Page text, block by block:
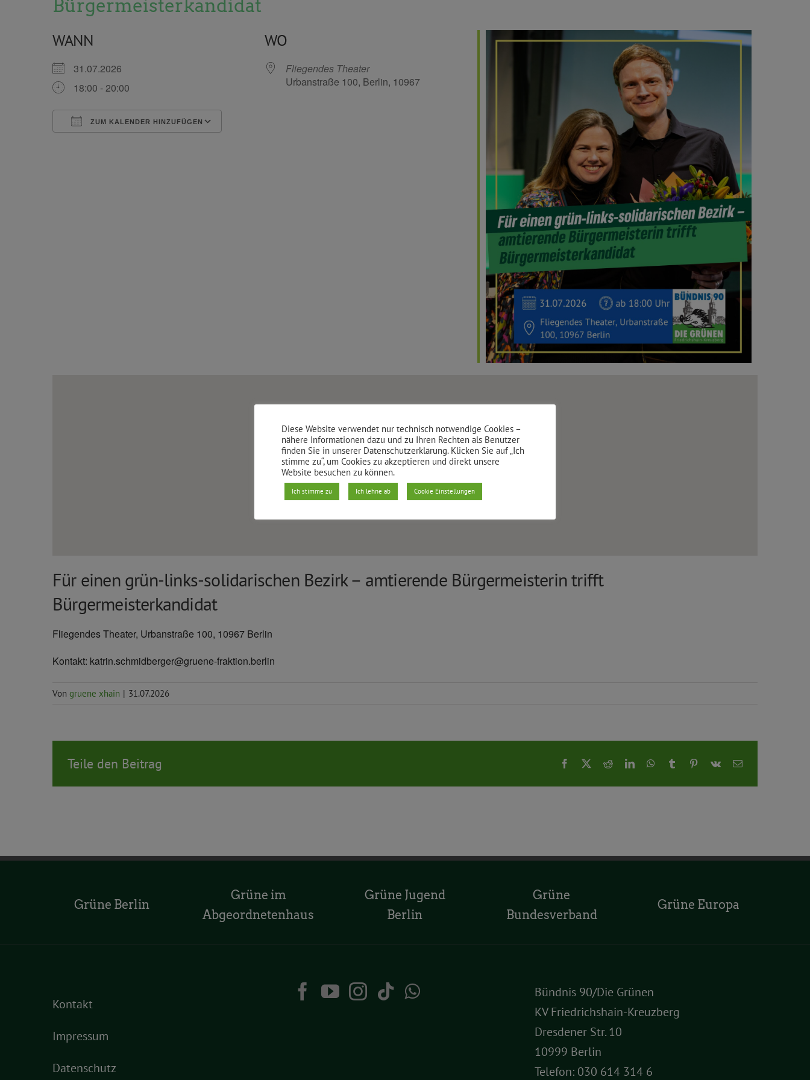
Bürgermeisterkandidat
WANN
31.07.2026
18:00 - 20:00
ZUM KALENDER HINZUFÜGEN
Office 365 Outlook Live
WO
Fliegendes Theater
Urbanstraße 100, Berlin, 10967
Fliegendes Theater
Urbanstraße 100 - Berlin
Veranstaltungen anzeigen
Für einen grün-links-solidarischen Bezirk – amtierende Bürgermeisterin trifft
Bürgermeisterkandidat
Fliegendes Theater, Urbanstraße 100, 10967 Berlin
Kontakt: katrin.schmidberger@gruene-fraktion.berlin
Von gruene xhain | 31.07.2026
Teile den Beitrag Facebook RedditLinkedInWhatsApp
Tumblr Pinterest
Vk
E-
Grüne Berlin
Grüne im
Abgeordnetenhaus
Grüne Jugend
Berlin
Grüne
Bundesverband
Grüne Europa
Kontakt
Impressum
Datenschutz
Bündnis 90/Die Grünen
KV Friedrichshain-Kreuzberg
Dresdener Str. 10
10999 Berlin
Telefon: 030 614 314 6
Diese Website verwendet nur technisch notwendige Cookies –
nähere Informationen dazu und zu Ihren Rechten als Benutzer
finden Sie in unserer Datenschutzerklärung. Klicken Sie auf „Ich
stimme zu“, um Cookies zu akzeptieren und direkt unsere
Website besuchen zu können.
Ich stimme zu Ich lehne ab Cookie Einstellungen